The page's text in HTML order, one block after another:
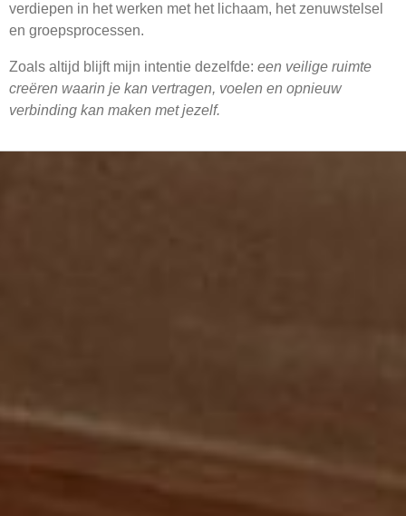
verdiepen in het werken met het lichaam, het zenuwstelsel
en groepsprocessen.
Zoals altijd blijft mijn intentie dezelfde: een veilige ruimte
creëren waarin je kan vertragen, voelen en opnieuw
verbinding kan maken met jezelf.